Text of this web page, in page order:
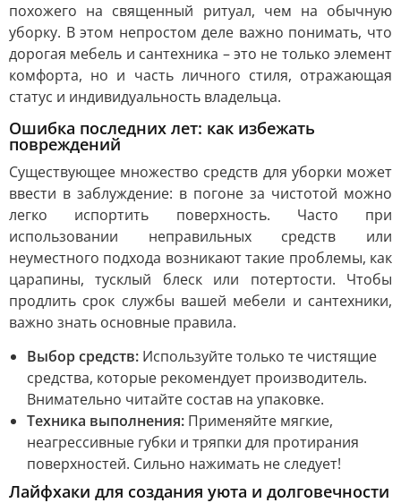
похожего на священный ритуал, чем на обычную
уборку. В этом непростом деле важно понимать, что
дорогая мебель и сантехника – это не только элемент
комфорта, но и часть личного стиля, отражающая
статус и индивидуальность владельца.
Ошибка последних лет: как избежать
повреждений
Существующее множество средств для уборки может
ввести в заблуждение: в погоне за чистотой можно
легко испортить поверхность. Часто при
использовании неправильных средств или
неуместного подхода возникают такие проблемы, как
царапины, тусклый блеск или потертости. Чтобы
продлить срок службы вашей мебели и сантехники,
важно знать основные правила.
Выбор средств: Используйте только те чистящие
средства, которые рекомендует производитель.
Внимательно читайте состав на упаковке.
Техника выполнения: Применяйте мягкие,
неагрессивные губки и тряпки для протирания
поверхностей. Сильно нажимать не следует!
Лайфхаки для создания уюта и долговечности